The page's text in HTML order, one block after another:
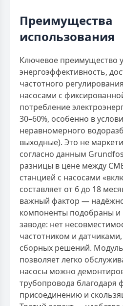
Преимущества
использования
Ключевое преимущество
энергоэффективность,
частотного
насосами с
потребление
30–60%, особенно в
неравномерного
выходные). Это не
согласно данным
разницы в цене между
станцией с насосами
составляет от 6 до 18
важный фактор —
компоненты подобраны и
заводе: нет
частотником и
сборных решений.
позволяет легко
насосы можно
трубопровода благодаря
присоединению и